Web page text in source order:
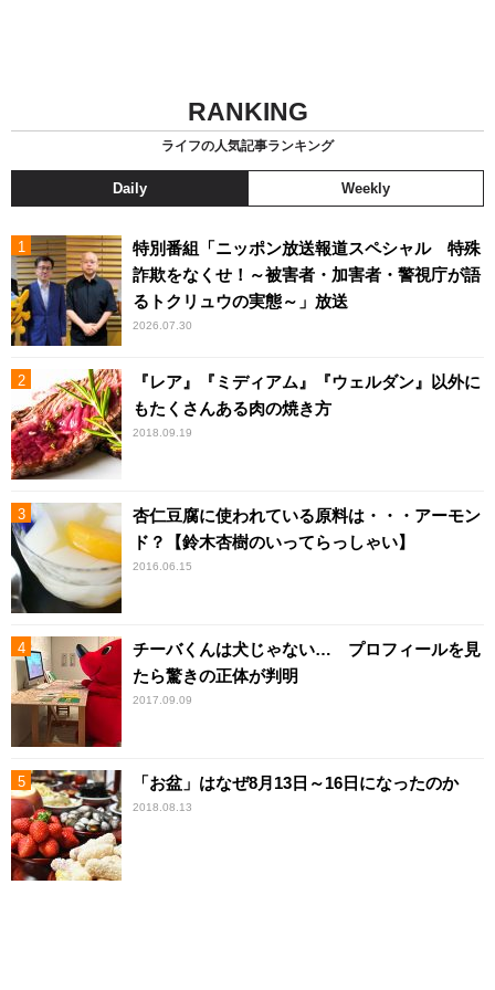
RANKING
ライフの人気記事ランキング
Daily Weekly
特別番組「ニッポン放送報道スペシャル 特殊
詐欺をなくせ！～被害者・加害者・警視庁が語
るトクリュウの実態～」放送
2026.07.30
『レア』『ミディアム』『ウェルダン』以外に
もたくさんある肉の焼き方
2018.09.19
杏仁豆腐に使われている原料は・・・アーモン
ド？【鈴木杏樹のいってらっしゃい】
2016.06.15
チーバくんは犬じゃない… プロフィールを見
たら驚きの正体が判明
2017.09.09
「お盆」はなぜ8月13日～16日になったのか
2018.08.13